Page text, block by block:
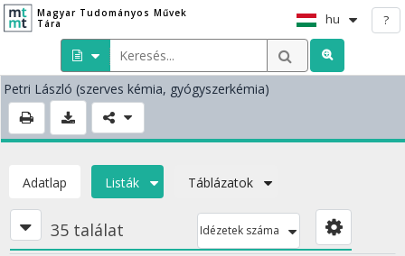
Magyar Tudományos Művek
Tára
hu ?
Petri László (szerves kémia, gyógyszerkémia)
Adatlap Listák Táblázatok
35 találat Idézetek száma